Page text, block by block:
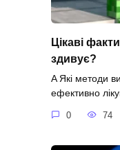
Цікаві
здивує?
A Які методи
ефективно
0 74